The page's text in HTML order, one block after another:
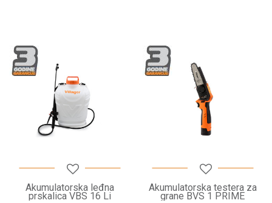
Akumulatorska leđna
prskalica VBS 16 Li
Akumulatorska testera za
grane BVS 1 PRIME